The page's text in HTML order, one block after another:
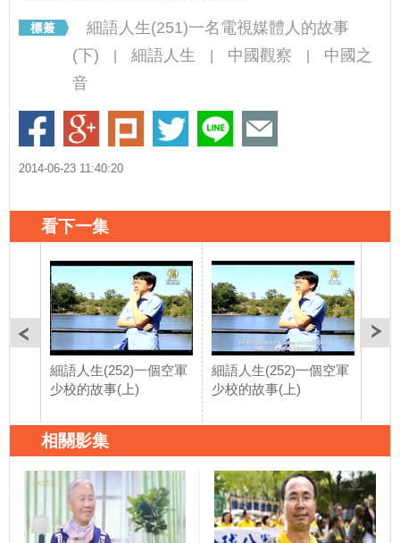
細語人生(251)一名電視媒體人的故事
(下)
細語人生 中國觀察
中國之
音
2014-06-23 11:40:20
看下一集
細語人生(252)一個空軍
少校的故事(上)
細語人生(252)一個空軍
少校的故事(上)
相關影集